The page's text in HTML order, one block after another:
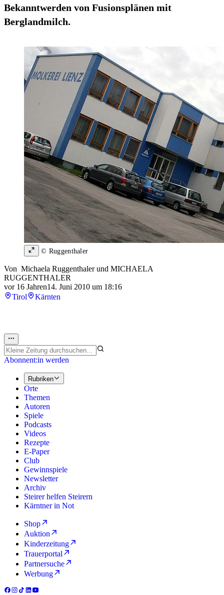
Bekanntwerden von Fusionsplänen mit
Berglandmilch.
© Ruggenthaler
Von Michaela Ruggenthalerund MICHAELA
RUGGENTHALER
vor 16 Jahren14. Juni 2010 um 18:16
Tirol
Kärnten
Abonnent:in werden
Rubriken
Orte
Themen
Autoren
Spiele
Podcasts
Videos
Rezepte
E-Paper
Club
Gewinnspiele
Newsletter
Archiv
Steirer helfen Steirern
Kärntner in Not
Shop
Auktion
Kinderzeitung
Trauerportal
Partnersuche
Werbung